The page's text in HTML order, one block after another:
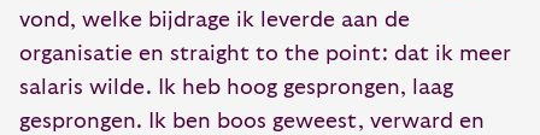
vond, welke bijdrage ik leverde aan de
organisatie en straight to the point: dat ik meer
salaris wilde. Ik heb hoog gesprongen, laag
gesprongen. Ik ben boos geweest, verward en